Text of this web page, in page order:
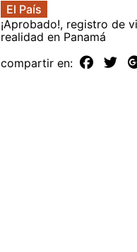
El País
¡Aprobado!, registro de
realidad en Panamá
compartir en: